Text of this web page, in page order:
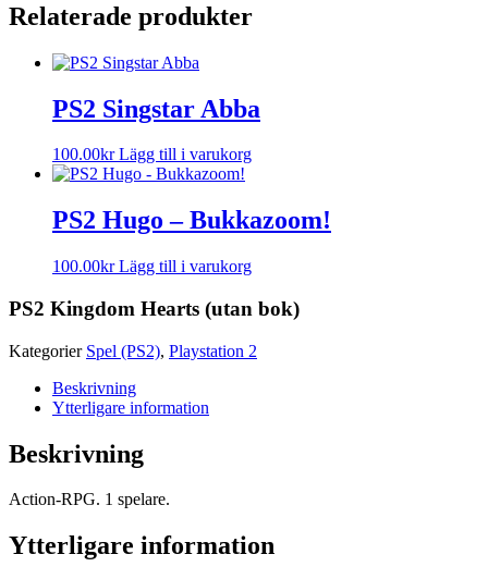
Relaterade produkter
PS2 Singstar Abba
100.00kr Lägg till i varukorg
PS2 Hugo – Bukkazoom!
100.00kr Lägg till i varukorg
PS2 Kingdom Hearts (utan bok)
Kategorier Spel (PS2), Playstation 2
Beskrivning
Ytterligare information
Beskrivning
Action-RPG. 1 spelare.
Ytterligare information